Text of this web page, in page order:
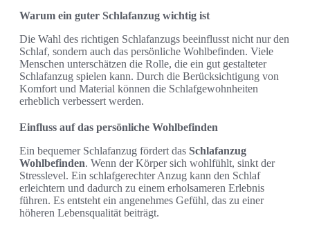
Warum ein guter Schlafanzug wichtig ist
Die Wahl des richtigen Schlafanzugs beeinflusst nicht nur den
Schlaf, sondern auch das persönliche Wohlbefinden. Viele
Menschen unterschätzen die Rolle, die ein gut gestalteter
Schlafanzug spielen kann. Durch die Berücksichtigung von
Komfort und Material können die Schlafgewohnheiten
erheblich verbessert werden.
Einfluss auf das persönliche Wohlbefinden
Ein bequemer Schlafanzug fördert das Schlafanzug
Wohlbefinden. Wenn der Körper sich wohlfühlt, sinkt der
Stresslevel. Ein schlafgerechter Anzug kann den Schlaf
erleichtern und dadurch zu einem erholsameren Erlebnis
führen. Es entsteht ein angenehmes Gefühl, das zu einer
höheren Lebensqualität beiträgt.